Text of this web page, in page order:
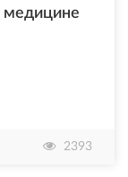
медицине
2393